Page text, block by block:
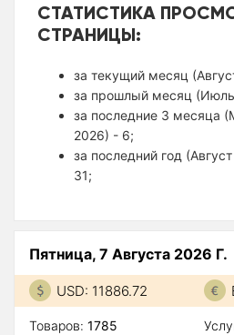
СТАТИСТИКА
СТРАНИЦЫ:
за текущий месяц
за прошлый месяц
за последние 3 месяца
2026) - 6;
за последний год
31;
Пятница, 7 Августа 2026 Г.
USD: 11886.72
Товаров: 1785